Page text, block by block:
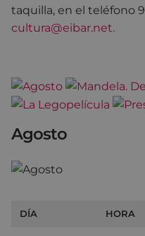
taquilla, en el teléfono
cultura@eibar.net.
Agosto
DÍA HORA